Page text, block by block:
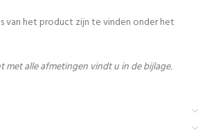
van het product zijn te vinden onder het
met alle afmetingen vindt u in de bijlage.